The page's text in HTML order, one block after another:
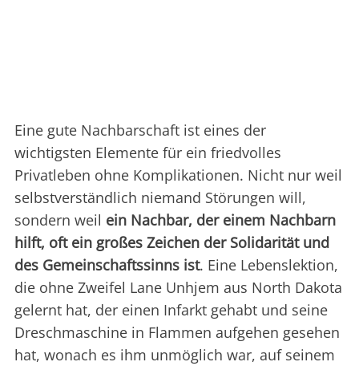
Eine gute Nachbarschaft ist eines der
wichtigsten Elemente für ein friedvolles
Privatleben ohne Komplikationen. Nicht nur weil
selbstverständlich niemand Störungen will,
sondern weil ein Nachbar, der einem Nachbarn
hilft, oft ein großes Zeichen der Solidarität und
des Gemeinschaftssinns ist. Eine Lebenslektion,
die ohne Zweifel Lane Unhjem aus North Dakota
gelernt hat, der einen Infarkt gehabt und seine
Dreschmaschine in Flammen aufgehen gesehen
hat, wonach es ihm unmöglich war, auf seinem